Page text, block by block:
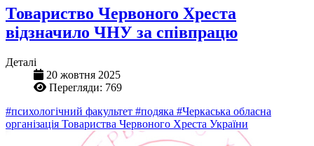
Товариство Червоного Хреста
відзначило ЧНУ за співпрацю
Деталі
20 жовтня 2025
Перегляди: 769
#психологічний факультет #подяка #Черкаська обласна
організація Товариства Червоного Хреста України